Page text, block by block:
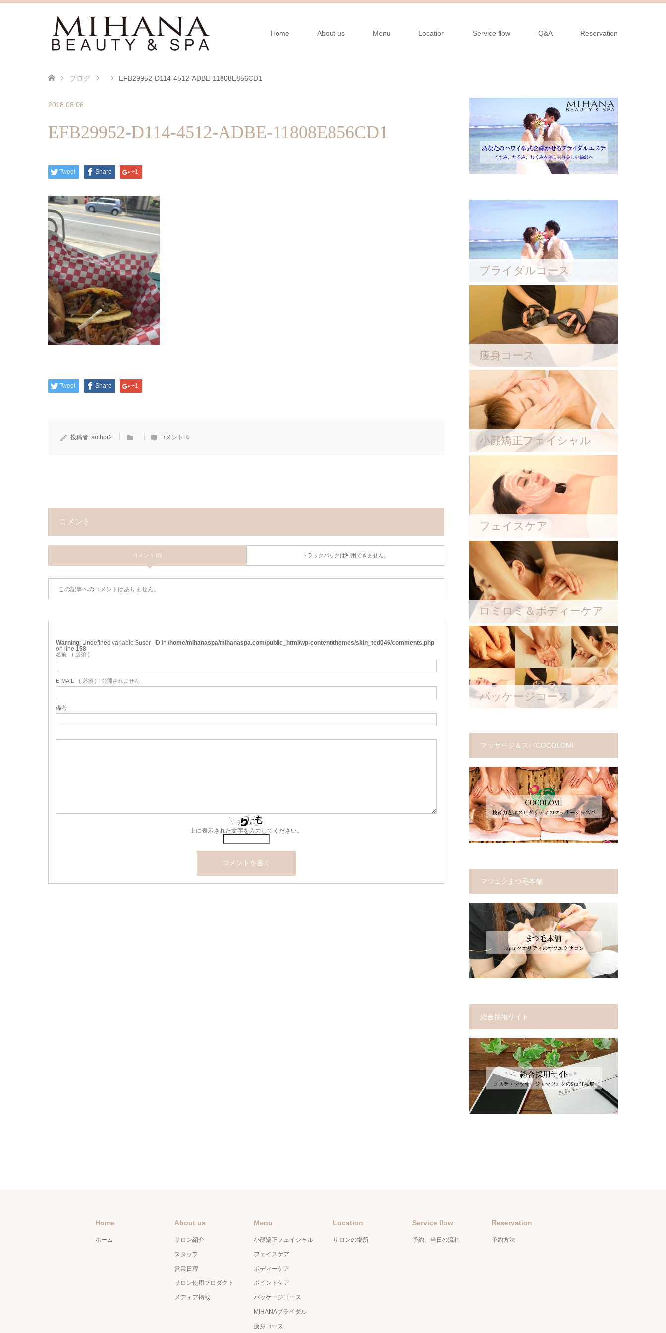
Home About us Menu Location Service flow Q&A Reservation
ブログ EFB29952-D114-4512-ADBE-11808E856CD1
2018.08.06
EFB29952-D114-4512-ADBE-11808E856CD1
Tweet Share +1
Tweet Share +1
投稿者: author2 コメント: 0
コメント
コメント (0) トラックバックは利用できません。
この記事へのコメントはありません。
Warning : Undefined variable $user_ID in /home/mihanaspa/mihanaspa.com/public_html/wp-content/themes/skin_tcd046/comments.php
on line 158
名前 ( 必須 )
E-MAIL ( 必須 ) - 公開されません -
備考
上に表示された文字を入力してください。
ブライダルコース
痩身コース
小顔矯正フェイシャル
フェイスケア
ロミロミ＆ボディーケア
パッケージコース
マッサージ＆スパCOCOLOMI
マツエクまつ毛本舗
総合採用サイト
Home
ホーム
About us
サロン紹介
スタッフ
営業日程
サロン使用プロダクト
メディア掲載
Menu
小顔矯正フェイシャル
フェイスケア
ボディーケア
ポイントケア
パッケージコース
MIHANAブライダル
痩身コース
Location
サロンの場所
Service flow
予約、当日の流れ
Reservation
予約方法